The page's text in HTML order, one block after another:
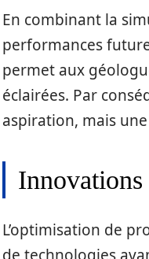
En combinant la
performances
permet aux
éclairées. Par
aspiration, mais
L’optimisation de